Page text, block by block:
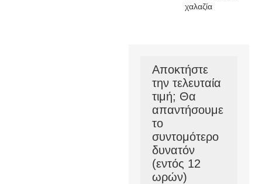
χαλαζία
Αποκτήστε
την τελευταία
τιμή; Θα
απαντήσουμε
το
συντομότερο
δυνατόν
(εντός 12
ωρών)